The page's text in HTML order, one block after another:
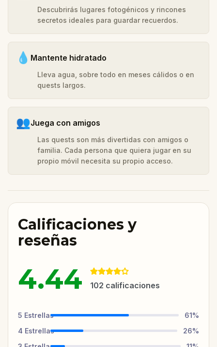
Descubrirás lugares fotogénicos y rincones
secretos ideales para guardar recuerdos.
💧 Mantente hidratado
Lleva agua, sobre todo en meses cálidos o en
quests largos.
👥Juega con amigos
Las quests son más divertidas con amigos o
familia. Cada persona que quiera jugar en su
propio móvil necesita su propio acceso.
Calificaciones y
reseñas
4.44 102 calificaciones
5 Estrellas 61%
4 Estrellas 26%